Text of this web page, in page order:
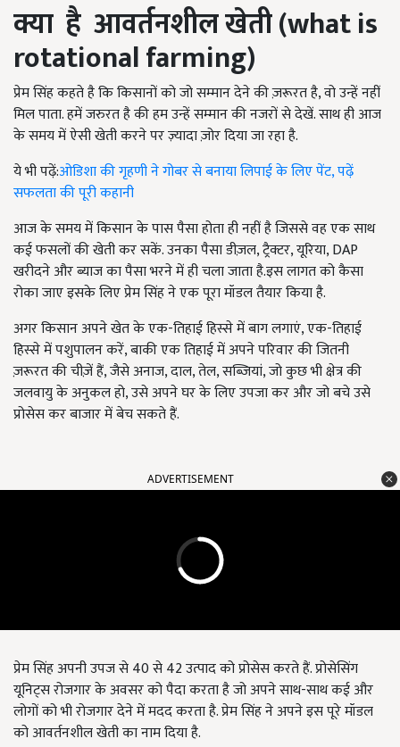
क्या है आवर्तनशील खेती (what is
rotational farming)
प्रेम सिंह कहते है कि किसानों को जो सम्मान देने की ज़रूरत है, वो उन्हें नहीं
मिल पाता. हमें जरुरत है की हम उन्हें सम्मान की नजरों से देखें. साथ ही आज
के समय में ऐसी खेती करने पर ज़्यादा ज़ोर दिया जा रहा है.
ये भी पढ़ें:ओडिशा की गृहणी ने गोबर से बनाया लिपाई के लिए पेंट, पढ़ें
सफलता की पूरी कहानी
आज के समय में किसान के पास पैसा होता ही नहीं है जिससे वह एक साथ
कई फसलों की खेती कर सकें. उनका पैसा डीज़ल, ट्रैक्टर, यूरिया, DAP
खरीदने और ब्याज का पैसा भरने में ही चला जाता है.इस लागत को कैसा
रोका जाए इसके लिए प्रेम सिंह ने एक पूरा मॉडल तैयार किया है.
अगर किसान अपने खेत के एक-तिहाई हिस्से में बाग लगाएं, एक-तिहाई
हिस्से में पशुपालन करें, बाकी एक तिहाई में अपने परिवार की जितनी
ज़रूरत की चीज़ें हैं, जैसे अनाज, दाल, तेल, सब्जियां, जो कुछ भी क्षेत्र की
जलवायु के अनुकल हो, उसे अपने घर के लिए उपजा कर और जो बचे उसे
प्रोसेस कर बाजार में बेच सकते हैं.
ADVERTISEMENT
प्रेम सिंह अपनी उपज से 40 से 42 उत्पाद को प्रोसेस करते हैं. प्रोसेसिंग
यूनिट्स रोजगार के अवसर को पैदा करता है जो अपने साथ-साथ कई और
लोगों को भी रोजगार देने में मदद करता है. प्रेम सिंह ने अपने इस पूरे मॉडल
को आवर्तनशील खेती का नाम दिया है.